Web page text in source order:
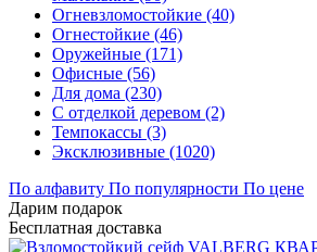
Огневзломостойкие (40)
Огнестойкие (46)
Оружейные (171)
Офисные (56)
Для дома (230)
С отделкой деревом (2)
Темпокассы (3)
Эксклюзивные (1020)
По алфавиту По популярности По цене
Дарим подарок
Бесплатная доставка